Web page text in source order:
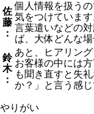
佐
藤
：
個人情報を扱う
気をつけています
言葉遣いなどの
ば、大体どんな
鈴
木
：
あと、ヒアリング
お客様の中には
も聞き直すと失
か？」と言う感
やりがい